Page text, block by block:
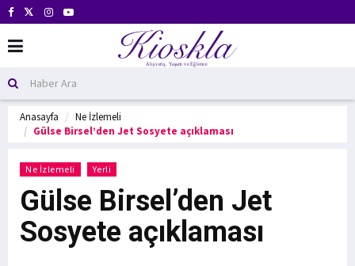
Anasayfa
Ne İzlemeli
Gülse Birsel’den Jet Sosyete açıklaması
Ne İzlemeli Yerli
Gülse Birsel’den Jet
Sosyete açıklaması